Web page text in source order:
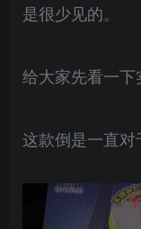
是很少见的。
给大家先看一下
这款倒是一直对